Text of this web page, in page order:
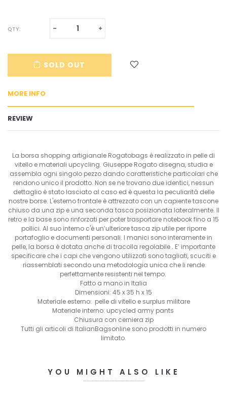
QTY:
Translation
Translation
SOLD OUT
MORE INFO
REVIEW
La borsa shopping artigianale Rogatobags è realizzato in pelle di
vitello e materiali upcycling. Giuseppe Rogato disegna, studia e
assembla ogni singolo pezzo dando caratteristiche particolari che
rendono unico il prodotto. Non se ne trovano due identici, nessun
dettaglio è stato lasciato al caso ed è questa la peculiarità delle
nostre borse. L'esterno frontale è attrezzato con un capiente tascone
chiuso da una zip e una seconda tasca posizionata lateralmente. Il
retro e la base sono rinforzati per poter trasportare notebook fino a 15
pollici. Al suo interno c'è un’ulteriore tasca zip utile per riporre
portafoglio e documenti personali. I manici sono interamente in
pelle, la borsa è dotata anche di tracolla regolabile . E’ importante
specificare che i capi che vengono utilizzati sono tagliati, scuciti e
riassemblati secondo una metodologia unica che li rende
perfettamente resistenti nel tempo.
Fatto a mano in Italia
Dimensioni: 45 x 35 h x 15
Materiale esterno: pelle di vitello e surplus militare
Materiale interno: upcycled army pants
Chiusura con cerniera zip
Tutti gli articoli di ItalianBagsonline sono prodotti in numero
limitato.
YOU MIGHT ALSO LIKE